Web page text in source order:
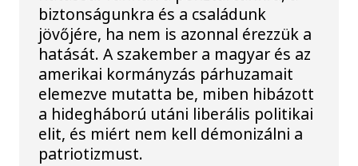
biztonságunkra és a családunk
jövőjére, ha nem is azonnal érezzük a
hatását. A szakember a magyar és az
amerikai kormányzás párhuzamait
elemezve mutatta be, miben hibázott
a hidegháború utáni liberális politikai
elit, és miért nem kell démonizálni a
patriotizmust.